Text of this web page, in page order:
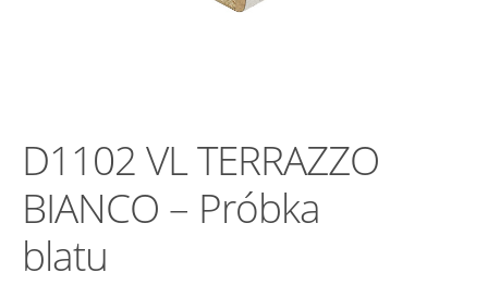
D1102 VL TERRAZZO
BIANCO – Próbka
blatu